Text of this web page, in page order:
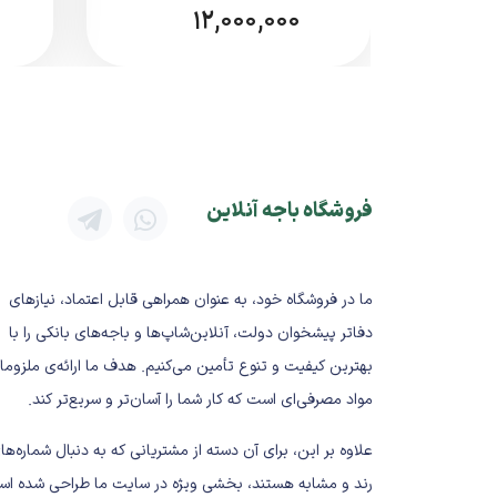
باتری داخلی: دارد
✔ بدون نیاز به خط تلفن
جمع‌بندی نهایی
اگر به‌دنبالخرید مودم جیبی 4G مقرون‌به‌صرفه
روزمره، سفر و استفاده سیار است.
12,000,000
فروشگاه باجه آنلاین
ما در فروشگاه خود، به عنوان همراهی قابل اعتماد، نیازهای
دفاتر پیشخوان دولت، آنلاین‌شاپ‌ها و باجه‌های بانکی را با
بهترین کیفیت و تنوع تأمین می‌کنیم. هدف ما ارائه‌ی
مواد مصرفی‌ای است که کار شما را آسان‌تر و سریع‌تر کند.
علاوه بر این، برای آن دسته از مشتریانی که به دنبال
رند و مشابه هستند، بخشی ویژه در سایت ما طراحی شده